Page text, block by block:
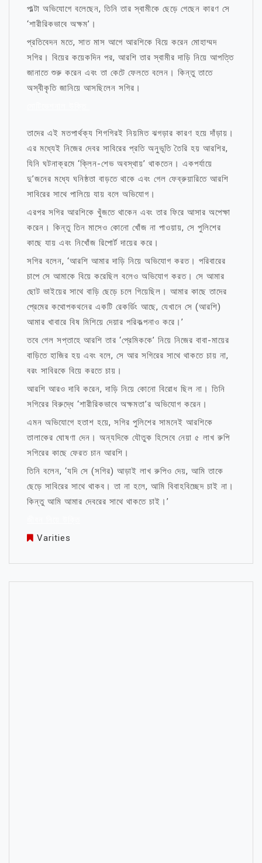
পাল্টা অভিযোগে বলেছেন, তিনি তার স্বামীকে ছেড়ে গেছেন কারণ সে
‘শারীরিকভাবে অক্ষম’।
প্রতিবেদন মতে, সাত মাস আগে আরশিকে বিয়ে করেন মোহাম্মদ
সগির। বিয়ের কয়েকদিন পর, আরশি তার স্বামীর দাড়ি নিয়ে আপত্তি
জানাতে শুরু করেন এবং তা কেটে ফেলতে বলেন। কিন্তু তাতে
অস্বীকৃতি জানিয়ে আসছিলেন সগির।
তাদের এই মতপার্থক্য শিগগিরই নিয়মিত ঝগড়ার কারণ হয়ে দাঁড়ায়।
এর মধ্যেই নিজের দেবর সাবিরের প্রতি অনুভূতি তৈরি হয় আরশির,
যিনি ঘটনাক্রমে ‘ক্লিন-শেভ অবস্থায়’ থাকতেন। একপর্যায়ে
দু’জনের মধ্যে ঘনিষ্ঠতা বাড়তে থাকে এবং গেল ফেব্রুয়ারিতে আরশি
সাবিরের সাথে পালিয়ে যায় বলে অভিযোগ।
এরপর সগির আরশিকে খুঁজতে থাকেন এবং তার ফিরে আসার অপেক্ষা
করেন। কিন্তু তিন মাসেও কোনো খোঁজ না পাওয়ায়, সে পুলিশের
কাছে যায় এবং নিখোঁজ রিপোর্ট দায়ের করে।
সগির বলেন, ‘আরশি আমার দাড়ি নিয়ে অভিযোগ করত। পরিবারের
চাপে সে আমাকে বিয়ে করেছিল বলেও অভিযোগ করত। সে আমার
ছোট ভাইয়ের সাথে বাড়ি ছেড়ে চলে গিয়েছিল। আমার কাছে তাদের
প্রেমের কথোপকথনের একটি রেকর্ডিং আছে, যেখানে সে (আরশি)
আমার খাবারে বিষ মিশিয়ে দেয়ার পরিকল্পনাও করে।’
তবে গেল সপ্তাহে আরশি তার ‘প্রেমিককে’ নিয়ে নিজের বাবা-মায়ের
বাড়িতে হাজির হয় এবং বলে, সে আর সগিরের সাথে থাকতে চায় না,
বরং সাবিরকে বিয়ে করতে চায়।
আরশি আরও দাবি করেন, দাড়ি নিয়ে কোনো বিরোধ ছিল না। তিনি
সগিরের বিরুদ্ধে ‘শারীরিকভাবে অক্ষমতা’র অভিযোগ করেন।
এমন অভিযোগে হতাশ হয়ে, সগির পুলিশের সামনেই আরশিকে
তালাকের ঘোষণা দেন। অন্যদিকে যৌতুক হিসেবে নেয়া ৫ লাখ রুপি
সগিরের কাছে ফেরত চান আরশি।
তিনি বলেন, ‘যদি সে (সগির) আড়াই লাখ রুপিও দেয়, আমি তাকে
ছেড়ে সাবিরের সাথে থাকব। তা না হলে, আমি বিবাহবিচ্ছেদ চাই না।
কিন্তু আমি আমার দেবরের সাথে থাকতে চাই।’
Varities